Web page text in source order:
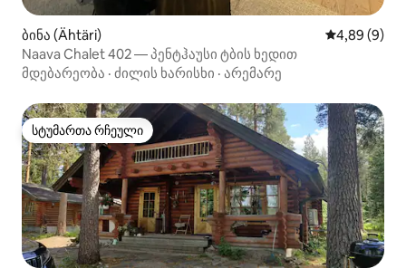
ბინა (Ähtäri) საშუალო
4,89 (9)
Naava Chalet 402 — პენტჰაუსი ტბის ხედით
მდებარეობა · ძილის ხარისხი · არემარე
სტუმართა რჩეული
სტუმართა რჩეული